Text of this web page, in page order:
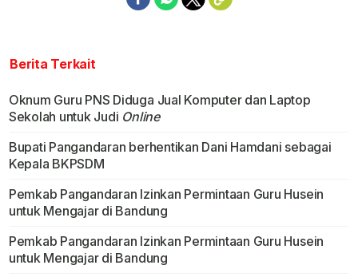
Berita Terkait
Oknum Guru PNS Diduga Jual Komputer dan Laptop
Sekolah untuk Judi Online
Bupati Pangandaran berhentikan Dani Hamdani sebagai
Kepala BKPSDM
Pemkab Pangandaran Izinkan Permintaan Guru Husein
untuk Mengajar di Bandung
Pemkab Pangandaran Izinkan Permintaan Guru Husein
untuk Mengajar di Bandung